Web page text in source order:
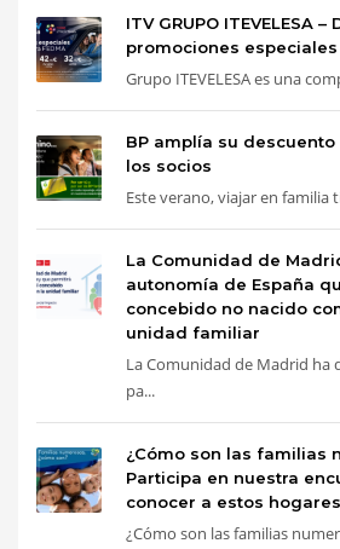
ITV GRUPO ITEVELESA
promociones
Grupo ITEVELESA es una
BP amplía su
los socios
Este verano, viajar en familia
La Comunidad de
autonomía de España
concebido no nacido
unidad familiar
La Comunidad de Madrid
pa...
¿Cómo son las familias
Participa en nuestra
conocer a estos hogares
¿Cómo son las familias